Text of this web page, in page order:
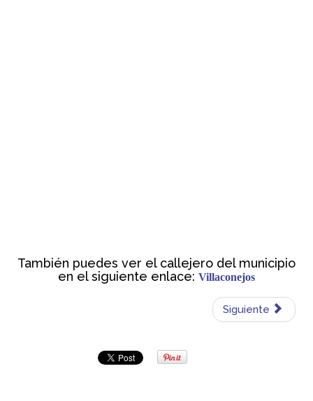
También puedes ver el callejero del municipio
en el siguiente enlace: Villaconejos
Siguiente